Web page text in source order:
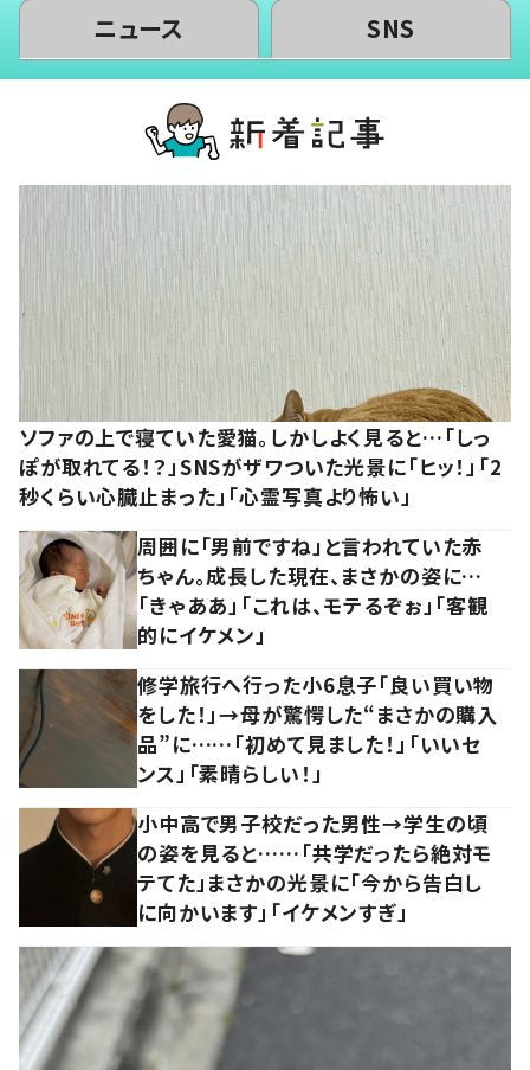
ニュース SNS
ソファの上で寝ていた愛猫。しかしよく見ると…「しっ
ぽが取れてる！？」SNSがザワついた光景に「ヒッ！」「2
秒くらい心臓止まった」「心霊写真より怖い」
周囲に「男前ですね」と言われていた赤
ちゃん。成長した現在、まさかの姿に…
「きゃああ」「これは、モテるぞぉ」「客観
的にイケメン」
修学旅行へ行った小6息子「良い買い物
をした！」→母が驚愕した“まさかの購入
品”に……「初めて見ました！」「いいセ
ンス」「素晴らしい！」
小中高で男子校だった男性→学生の頃
の姿を見ると……「共学だったら絶対モ
テてた」まさかの光景に「今から告白し
に向かいます」「イケメンすぎ」